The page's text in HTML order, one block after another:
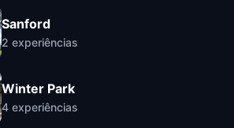
Sanford
2 experiências
Winter Park
4 experiências